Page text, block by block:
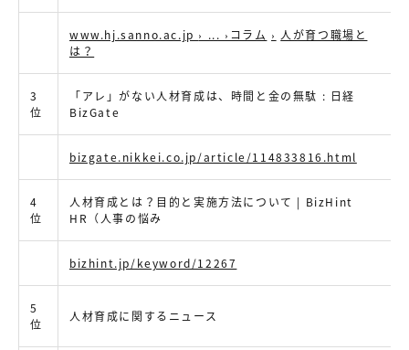
www.hj.sanno.ac.jp › ... ›コラム › 人が育つ職場と
は？
3
位
「アレ」がない人材育成は、時間と金の無駄 : 日経
BizGate
bizgate.nikkei.co.jp/article/114833816.html
4
位
人材育成とは？目的と実施方法について | BizHint
HR（人事の悩み
bizhint.jp/keyword/12267
5
位
人材育成に関するニュース